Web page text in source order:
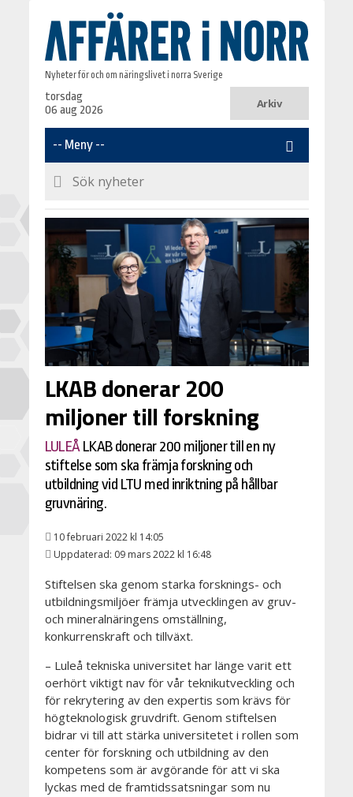
Nyheter för och om näringslivet i norra Sverige
torsdag
06 aug 2026
Arkiv
LKAB donerar 200
miljoner till forskning
LULEÅ LKAB donerar 200 miljoner till en ny
stiftelse som ska främja forskning och
utbildning vid LTU med inriktning på hållbar
gruvnäring.
10 februari 2022 kl 14:05
Uppdaterad: 09 mars 2022 kl 16:48
Stiftelsen ska genom starka forsknings- och
utbildningsmiljöer främja utvecklingen av gruv-
och mineralnäringens omställning,
konkurrenskraft och tillväxt.
– Luleå tekniska universitet har länge varit ett
oerhört viktigt nav för vår teknikutveckling och
för rekrytering av den expertis som krävs för
högteknologisk gruvdrift. Genom stiftelsen
bidrar vi till att stärka universitetet i rollen som
center för forskning och utbildning av den
kompetens som är avgörande för att vi ska
lyckas med de framtidssatsningar som nu